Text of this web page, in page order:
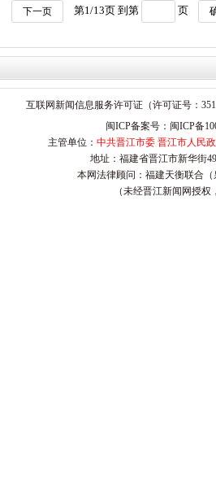
下一页 第1/13页 到第 页
互联网新闻信息服务许可证（许可证号：
闽ICP备案号：闽ICP备
主管单位： 中共晋江市委 晋江市人民
地址：福建省晋江市新华街
本网法律顾问：福建天衡联合
（未经晋江新闻网授